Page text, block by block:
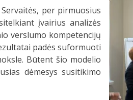
per pirmuosius
įvairius analizės
verslumo kompetencijų
padės suformuoti
Būtent šio modelio
dėmesys susitikimo